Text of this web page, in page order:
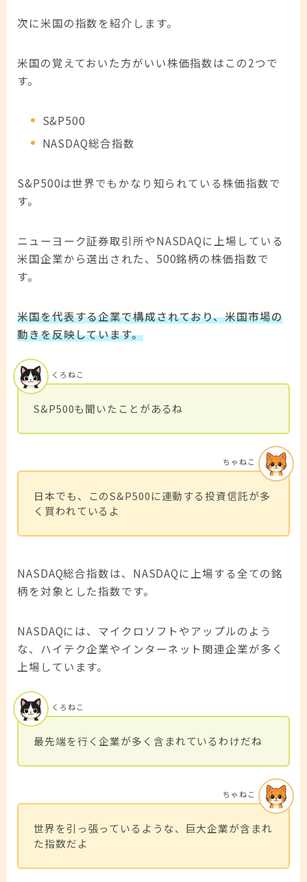
次に米国の指数を紹介します。
米国の覚えておいた方がいい株価指数はこの2つで
す。
S&P500
NASDAQ総合指数
S&P500は世界でもかなり知られている株価指数で
す。
ニューヨーク証券取引所やNASDAQに上場している
米国企業から選出された、500銘柄の株価指数で
す。
米国を代表する企業で構成されており、米国市場の
動きを反映しています。
S&P500も聞いたことがあるね
くろねこ
日本でも、このS&P500に連動する投資信託が多
く買われているよ
ちゃねこ
NASDAQ総合指数は、NASDAQに上場する全ての銘
柄を対象とした指数です。
NASDAQには、マイクロソフトやアップルのよう
な、ハイテク企業やインターネット関連企業が多く
上場しています。
最先端を行く企業が多く含まれているわけだね
くろねこ
世界を引っ張っているような、巨大企業が含まれ
た指数だよ
ちゃねこ